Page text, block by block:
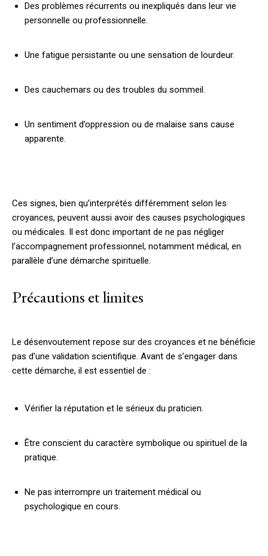
Des problèmes récurrents ou inexpliqués dans leur vie
personnelle ou professionnelle.
Une fatigue persistante ou une sensation de lourdeur.
Des cauchemars ou des troubles du sommeil.
Un sentiment d’oppression ou de malaise sans cause
apparente.
Ces signes, bien qu’interprétés différemment selon les
croyances, peuvent aussi avoir des causes psychologiques
ou médicales. Il est donc important de ne pas négliger
l’accompagnement professionnel, notamment médical, en
parallèle d’une démarche spirituelle.
Précautions et limites
Le désenvoutement repose sur des croyances et ne bénéficie
pas d’une validation scientifique. Avant de s’engager dans
cette démarche, il est essentiel de :
Vérifier la réputation et le sérieux du praticien.
Être conscient du caractère symbolique ou spirituel de la
pratique.
Ne pas interrompre un traitement médical ou
psychologique en cours.